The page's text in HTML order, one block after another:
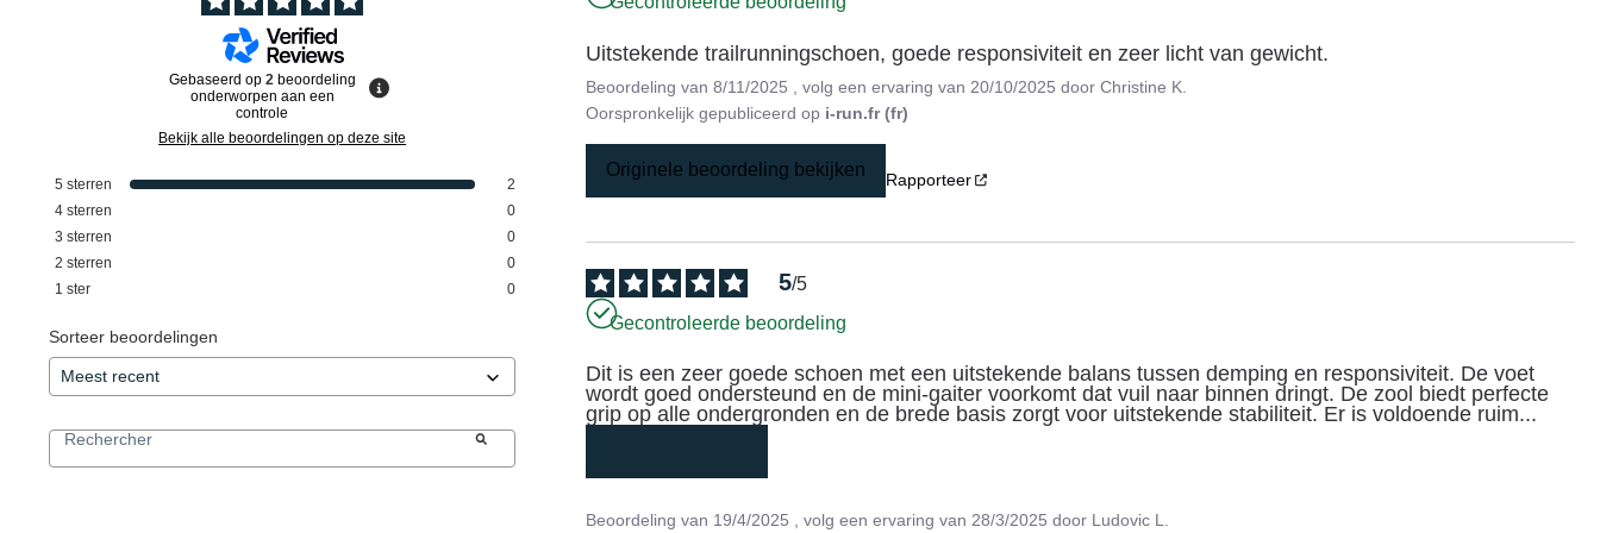
Gebaseerd op 2 beoordeling
onderworpen aan een
controle
Bekijk alle beoordelingen op deze site
5 sterren
2
4 sterren
0
3 sterren
0
2 sterren
0
1 ster 0
Sorteer beoordelingen
Uitstekende trailrunningschoen, goede responsiviteit en zeer licht van gewicht.
Beoordeling van8/11/2025 , volg een ervaring van 20/10/2025 doorChristine K.
Oorspronkelijk gepubliceerd op i-run.fr (fr)
Originele beoordeling bekijken Rapporteer
5/5
Gecontroleerde beoordeling
Dit is een zeer goede schoen met een uitstekende balans tussen demping en responsiviteit. De voet
wordt goed ondersteund en de mini-gaiter voorkomt dat vuil naar binnen dringt. De zool biedt perfecte
grip op alle ondergronden en de brede basis zorgt voor uitstekende stabiliteit. Er is voldoende ruim...
Beoordeling van 19/4/2025 , volg een ervaring van28/3/2025 door Ludovic L.